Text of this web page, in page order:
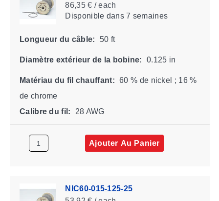
86,35 € / each
Disponibledans 7 semaines
Longueur du câble: 50 ft
Diamètre extérieur de la bobine: 0.125 in
Matériau du fil chauffant: 60 % de nickel ; 16 %
de chrome
Calibre du fil:
28 AWG
Ajouter Au Panier
NIC60-015-125-25